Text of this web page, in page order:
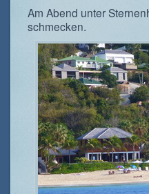
Am Abend unter
schmecken.